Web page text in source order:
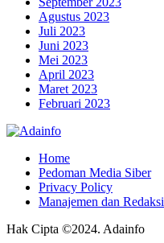
Agustus 2023
Juli 2023
Juni 2023
Mei 2023
April 2023
Maret 2023
Februari 2023
Home
Pedoman Media Siber
Privacy Policy
Manajemen dan Redaksi
Hak Cipta ©2024. Adainfo